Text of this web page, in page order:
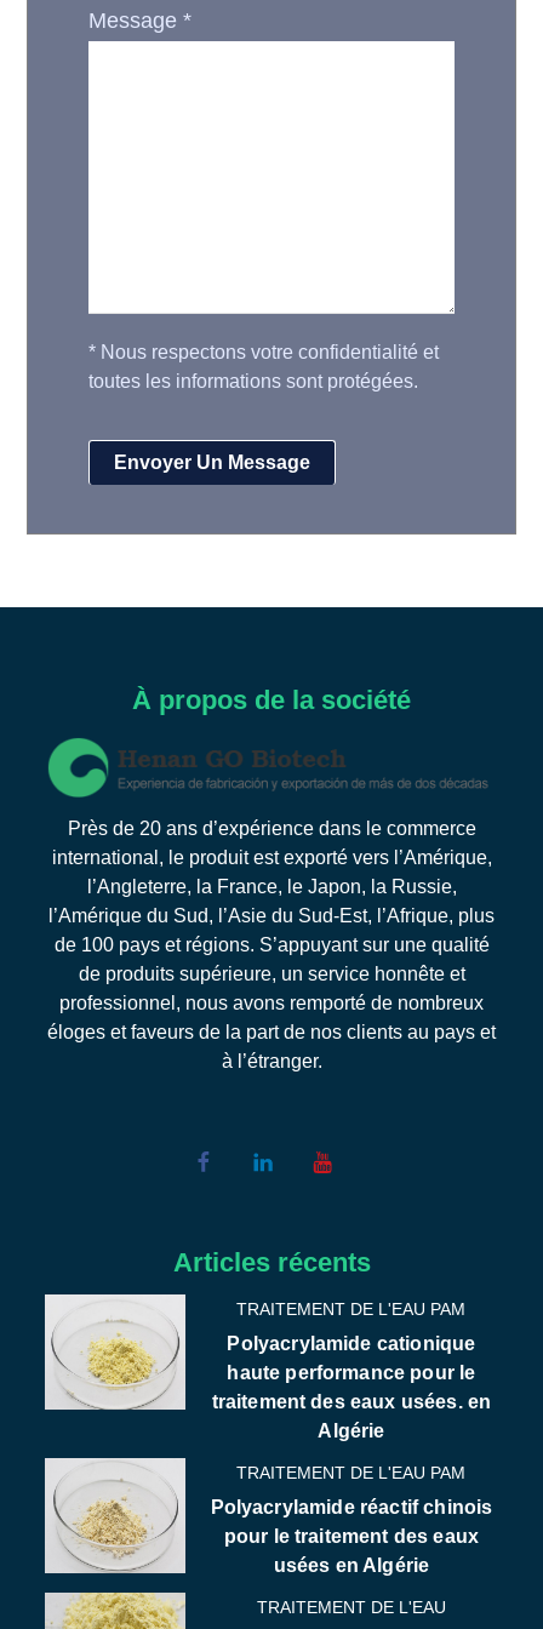
Message*
* Nous respectons votre confidentialité et
toutes les informations sont protégées.
À propos de la société
Près de 20 ans d’expérience dans le commerce
international, le produit est exporté vers l’Amérique,
l’Angleterre, la France, le Japon, la Russie,
l’Amérique du Sud, l’Asie du Sud-Est, l’Afrique, plus
de 100 pays et régions. S’appuyant sur une qualité
de produits supérieure, un service honnête et
professionnel, nous avons remporté de nombreux
éloges et faveurs de la part de nos clients au pays et
à l’étranger.
Articles récents
TRAITEMENT DE L'EAU PAM
Polyacrylamide cationique
haute performance pour le
traitement des eaux usées. en
Algérie
TRAITEMENT DE L'EAU PAM
Polyacrylamide réactif chinois
pour le traitement des eaux
usées en Algérie
TRAITEMENT DE L'EAU